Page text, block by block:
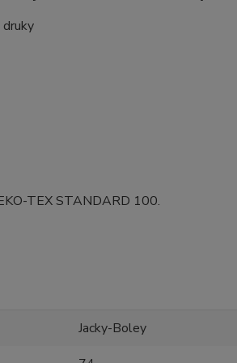
druky
TEX STANDARD 100.
Jacky-Boley